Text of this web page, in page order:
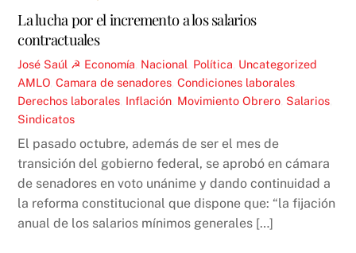
La lucha por el incremento a los salarios
contractuales
José Saúl ☭ Economía Nacional Política Uncategorized
AMLO ,Camara de senadores ,Condiciones laborales
Derechos laborales Inflación Movimiento Obrero Salarios
Sindicatos
El pasado octubre, además de ser el mes de
transición del gobierno federal, se aprobó en cámara
de senadores en voto unánime y dando continuidad a
la reforma constitucional que dispone que: “la fijación
anual de los salarios mínimos generales […]